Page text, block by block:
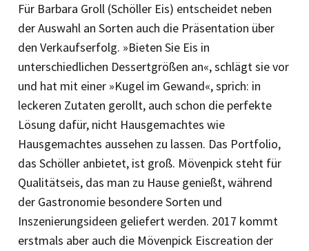
Für Barbara Groll (Schöller Eis) entscheidet neben
der Auswahl an Sorten auch die Präsentation über
den Verkaufserfolg. »Bieten Sie Eis in
unterschiedlichen Dessertgrößen an«, schlägt sie vor
und hat mit einer »Kugel im Gewand«, sprich: in
leckeren Zutaten gerollt, auch schon die perfekte
Lösung dafür, nicht Hausgemachtes wie
Hausgemachtes aussehen zu lassen. Das Portfolio,
das Schöller anbietet, ist groß. Mövenpick steht für
Qualitätseis, das man zu Hause genießt, während
der Gastronomie besondere Sorten und
Inszenierungsideen geliefert werden. 2017 kommt
erstmals aber auch die Mövenpick Eiscreation der